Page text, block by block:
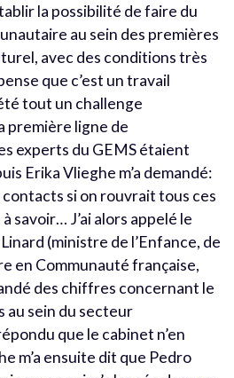
la possibilité de faire du
au sein des premières
avec des conditions très
que c’est un travail
tout un challenge
première ligne de
experts du GEMS étaient
Erika Vlieghe m’a demandé:
si on rouvrait tous ces
savoir… J’ai alors appelé le
(ministre de l’Enfance, de
en Communauté française,
des chiffres concernant le
au sein du secteur
que le cabinet n’en
m’a ensuite dit que Pedro